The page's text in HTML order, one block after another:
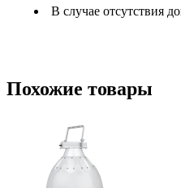
В случае отсутствия
Похожие товары